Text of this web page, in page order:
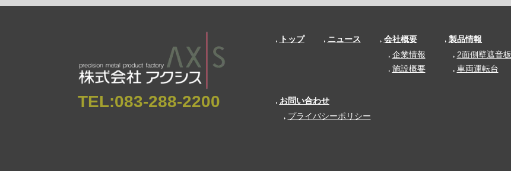
TEL:083-288-2200
トップ ニュース
会社概要
企業情報
施設概要
製品情報
2面側壁遮音板
車両運転台
お問い合わせ
プライバシーポリシー